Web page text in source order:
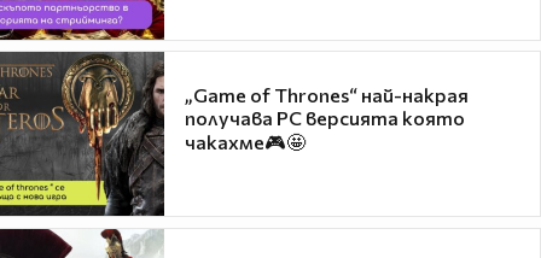
„Game of Thrones“ най-накрая
получава PC версията която
чакахме🎮🤩